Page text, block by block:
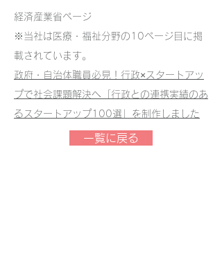
経済産業省ページ
※当社は医療・福祉分野の10ページ目に掲
載されています。
政府・自治体職員必見！行政×スタートアッ
プで社会課題解決へ「行政との連携実績のあ
るスタートアップ100選」を制作しました
一覧に戻る